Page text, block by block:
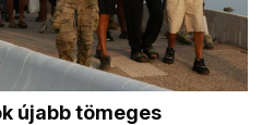
újabb tömeges